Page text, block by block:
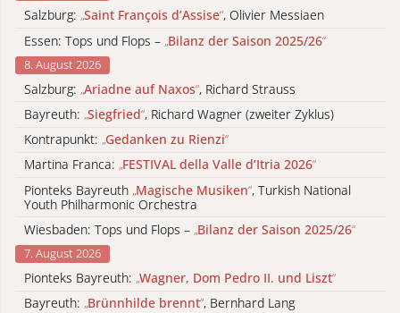
Salzburg: „Saint François d’Assise“, Olivier Messiaen
Essen: Tops und Flops – „Bilanz der Saison 2025/26“
8. August 2026
Salzburg: „Ariadne auf Naxos“, Richard Strauss
Bayreuth: „Siegfried“, Richard Wagner (zweiter Zyklus)
Kontrapunkt: „Gedanken zu Rienzi“
Martina Franca: „FESTIVAL della Valle d’Itria 2026“
Pionteks Bayreuth „Magische Musiken“, Turkish National
Youth Philharmonic Orchestra
Wiesbaden: Tops und Flops – „Bilanz der Saison 2025/26“
7. August 2026
Pionteks Bayreuth: „Wagner, Dom Pedro II. und Liszt“
Bayreuth: „Brünnhilde brennt“, Bernhard Lang